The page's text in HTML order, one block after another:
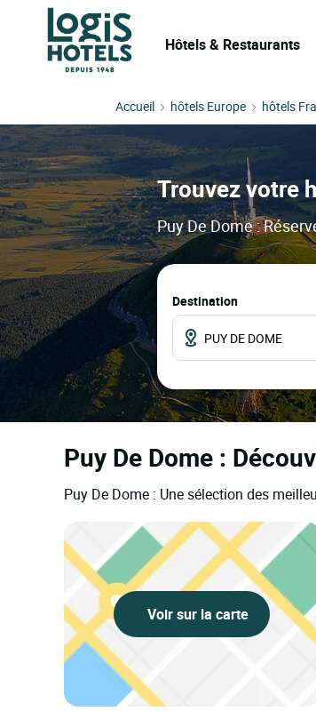
Hôtels & Restaurants
Accueil hôtels Europe hôtels
Trouvez votre
Puy De Dome :
Destination
Puy De Dome :
Puy De Dome : Une sélection des
Voir sur la carte